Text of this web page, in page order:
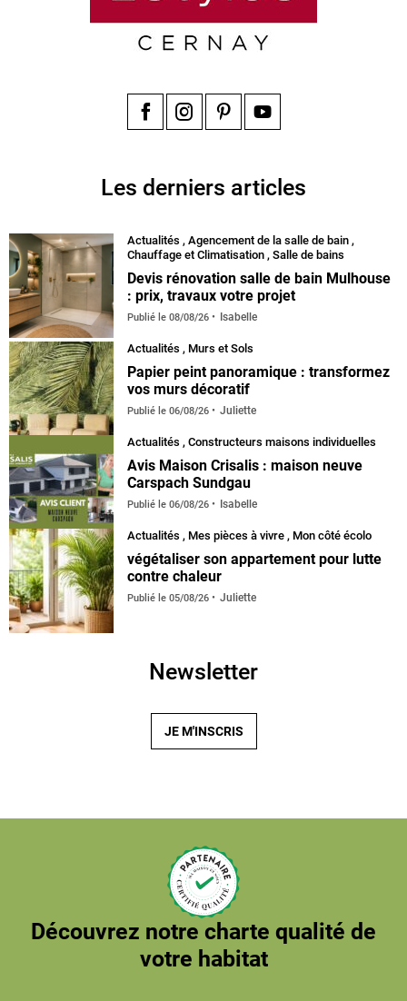
Les derniers articles
Actualités , Agencement de la salle de bain ,
Chauffage et Climatisation , Salle de bains
Devis rénovation salle de bain Mulhouse
: prix, travaux votre projet
Publié le 08/08/26 Isabelle
Actualités , Murs et Sols
Papier peint panoramique : transformez
vos murs décoratif
Publié le 06/08/26 Juliette
Actualités , Constructeurs maisons individuelles
Avis Maison Crisalis : maison neuve
Carspach Sundgau
Publié le 06/08/26 Isabelle
Actualités , Mes pièces à vivre , Mon côté écolo
végétaliser son appartement pour lutte
contre chaleur
Publié le 05/08/26 Juliette
Newsletter
JE M'INSCRIS
Découvrez notre charte qualité de
votre habitat